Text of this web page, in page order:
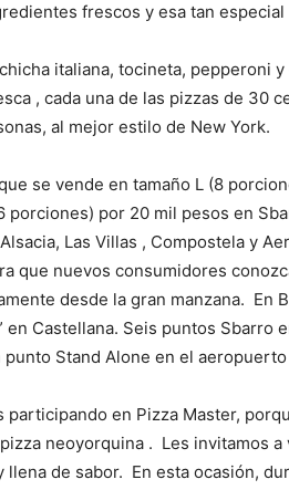
frescos y esa tan
italiana, tocineta, pepperoni
, cada una de las pizzas de 30
al mejor estilo de New York.
se vende en tamaño L (8
porciones) por 20 mil pesos en
Las Villas , Compostela y
que nuevos consumidores
desde la gran manzana. En
en Castellana. Seis puntos Sbarro
Stand Alone en el
participando en Pizza Master,
neoyorquina . Les invitamos
llena de sabor. En esta ocasión,